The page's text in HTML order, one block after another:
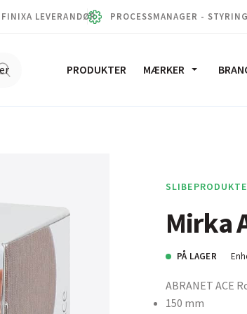
LEVERANDØR PROCESSMANAGER -
PRODUKTER MÆRKER
Mirka
PÅ LAGER
ABRANET ACE
150 mm